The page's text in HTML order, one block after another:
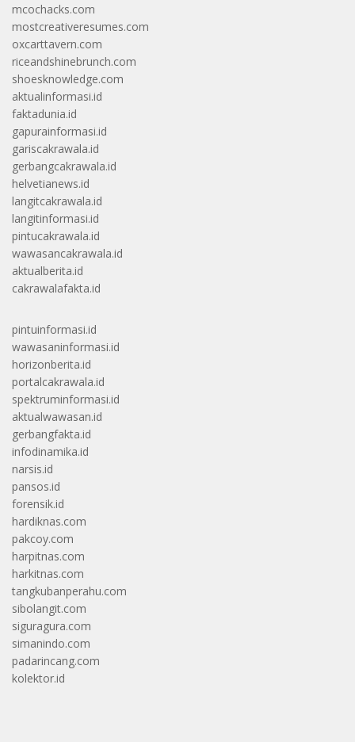
mcochacks.com
mostcreativeresumes.com
oxcarttavern.com
riceandshinebrunch.com
shoesknowledge.com
aktualinformasi.id
faktadunia.id
gapurainformasi.id
gariscakrawala.id
gerbangcakrawala.id
helvetianews.id
langitcakrawala.id
langitinformasi.id
pintucakrawala.id
wawasancakrawala.id
aktualberita.id
cakrawalafakta.id
pintuinformasi.id
wawasaninformasi.id
horizonberita.id
portalcakrawala.id
spektruminformasi.id
aktualwawasan.id
gerbangfakta.id
infodinamika.id
narsis.id
pansos.id
forensik.id
hardiknas.com
pakcoy.com
harpitnas.com
harkitnas.com
tangkubanperahu.com
sibolangit.com
siguragura.com
simanindo.com
padarincang.com
kolektor.id